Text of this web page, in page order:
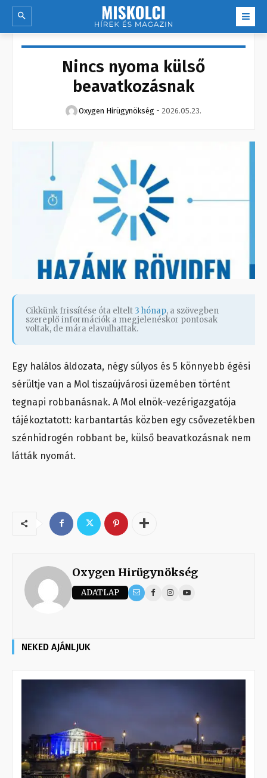
Nincs nyoma külső
beavatkozásnak
Oxygen Hirügynökség - 2026.05.23.
Cikkünk frissítése óta eltelt 3 hónap, a szövegben
szereplő információk a megjelenéskor pontosak
voltak, de mára elavulhattak.
Egy halálos áldozata, négy súlyos és 5 könnyebb égési
sérültje van a Mol tiszaújvárosi üzemében történt
tegnapi robbanásnak. A Mol elnök-vezérigazgatója
tájékoztatott: karbantartás közben egy csővezetékben
szénhidrogén robbant be, külső beavatkozásnak nem
látták nyomát.
Oxygen Hirügynökség
ADATLAP
NEKED AJÁNLJUK